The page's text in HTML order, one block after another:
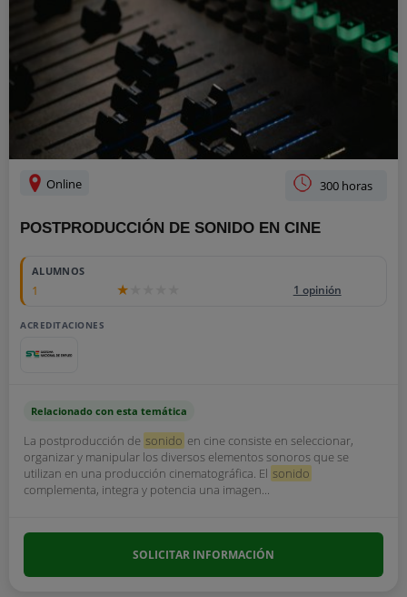
Online 300 horas
POSTPRODUCCIÓN DE SONIDO EN CINE
ALUMNOS
1 1 opinión
ACREDITACIONES
Relacionado con esta temática
La postproducción de sonido en cine consiste en seleccionar,
organizar y manipular los diversos elementos sonoros que se
utilizan en una producción cinematográfica. El sonido
complementa, integra y potencia una imagen...
SOLICITAR INFORMACIÓN